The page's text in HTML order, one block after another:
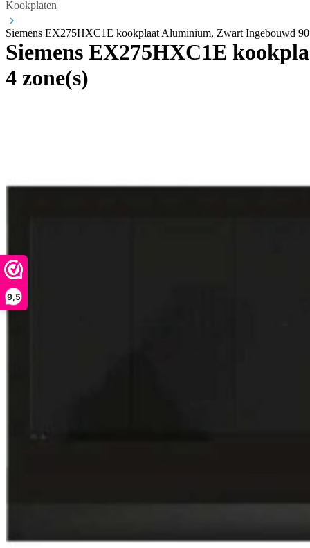
9,5
Kookplaten
Siemens EX275HXC1E kookplaat Aluminium, Zwart Ingebouwd
Siemens EX275HXC1E
4 zone(s)